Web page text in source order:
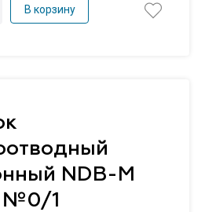
В корзину
NDB-M
№0/1